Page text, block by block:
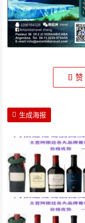
赞
生成海报